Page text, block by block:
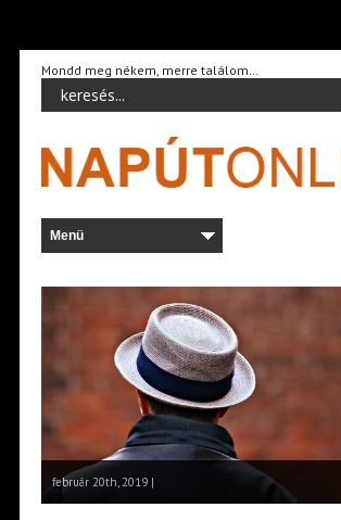
Mondd meg nékem, merre találom…
február 20th, 2019 |